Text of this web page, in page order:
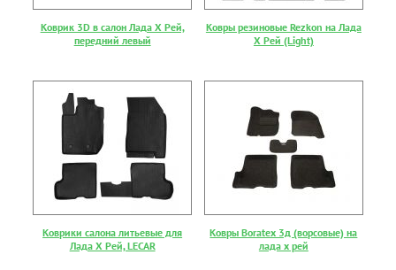
Коврик 3D в салон Лада Х Рей,
передний левый
Ковры резиновые Rezkon на Лада
Х Рей (Light)
Коврики салона литьевые для
Лада Х Рей, LECAR
Ковры Boratex 3д (ворсовые) на
лада х рей